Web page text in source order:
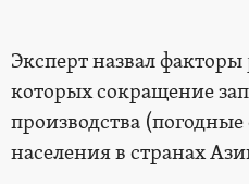
Эксперт назвал
которых сокращение
производства
населения в странах